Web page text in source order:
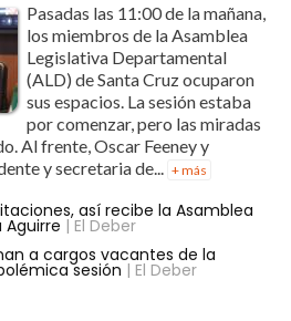
Pasadas las 11:00 de la mañana,
los miembros de la Asamblea
Legislativa Departamental
(ALD) de Santa Cruz ocuparon
sus espacios. La sesión estaba
por comenzar, pero las miradas
Al frente, Oscar Feeney y
y secretaria de...
+ más
así recibe la Asamblea
| El Deber
a cargos vacantes de la
sesión | El Deber